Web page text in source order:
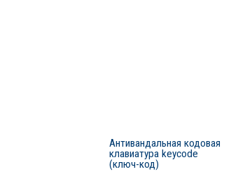
Антивандальная кодовая
клавиатура keycode
(ключ-код)